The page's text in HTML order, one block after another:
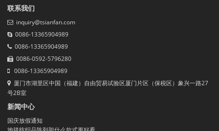
联系我们
inquiry@tsianfan.com
0086-13365904989
0086-13365904989
0086-0592-5796280
0086-13365904989
厦门市湖里区中国（福建）自由贸易试验区厦门片区（保税区）象兴一路27
号2B室
新闻中心
国庆放假通知